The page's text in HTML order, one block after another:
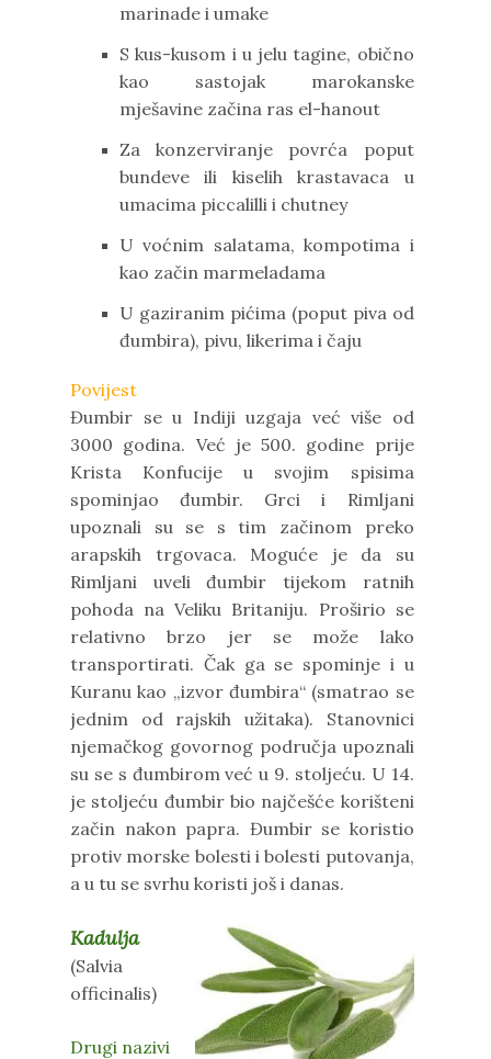
marinade i umake
S kus-kusom i u jelu tagine, obično
kao sastojak marokanske
mješavine začina ras el-hanout
Za konzerviranje povrća poput
bundeve ili kiselih krastavaca u
umacima piccalilli i chutney
U voćnim salatama, kompotima i
kao začin marmeladama
U gaziranim pićima (poput piva od
đumbira), pivu, likerima i čaju
Povijest
Đumbir se u Indiji uzgaja već više od
3000 godina. Već je 500. godine prije
Krista Konfucije u svojim spisima
spominjao đumbir. Grci i Rimljani
upoznali su se s tim začinom preko
arapskih trgovaca. Moguće je da su
Rimljani uveli đumbir tijekom ratnih
pohoda na Veliku Britaniju. Proširio se
relativno brzo jer se može lako
transportirati. Čak ga se spominje i u
Kuranu kao „izvor đumbira“ (smatrao se
jednim od rajskih užitaka). Stanovnici
njemačkog govornog područja upoznali
su se s đumbirom već u 9. stoljeću. U 14.
je stoljeću đumbir bio najčešće korišteni
začin nakon papra. Đumbir se koristio
protiv morske bolesti i bolesti putovanja,
a u tu se svrhu koristi još i danas.
Kadulja
(Salvia
officinalis)
Drugi nazivi